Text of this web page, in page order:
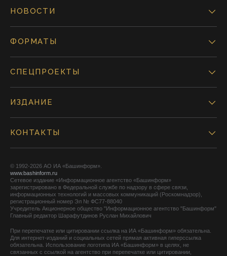
НОВОСТИ
ФОРМАТЫ
СПЕЦПРОЕКТЫ
ИЗДАНИЕ
КОНТАКТЫ
© 1992-2026 АО ИА «Башинформ».
www.bashinform.ru
Сетевое издание «Информационное агентство «Башинформ»
зарегистрировано в Федеральной службе по надзору в сфере связи,
информационных технологий и массовых коммуникаций (Роскомнадзор),
регистрационный номер Эл № ФС77-88040
Учредитель Акционерное общество "Информационное агентство "Башинформ"
Главный редактор Шарафутдинов Руслан Михайлович
При перепечатке или цитировании ссылка на ИА «Башинформ» обязательна.
Для интернет-изданий и социальных сетей прямая активная гиперссылка
обязательна. Использование логотипа ИА «Башинформ» в целях, не
связанных с ссылкой на агентство при перепечатке или цитировании,